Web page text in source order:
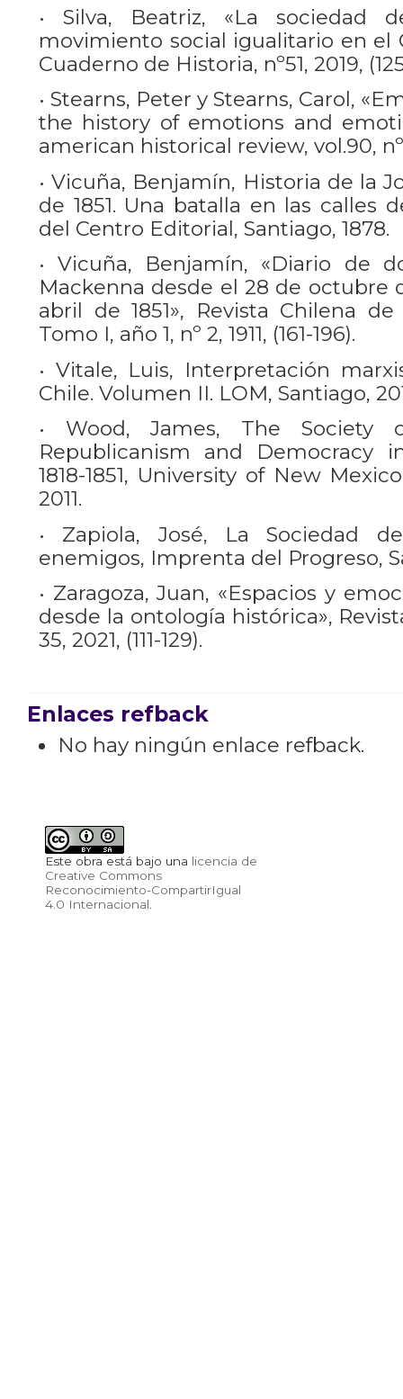
• Silva, Beatriz, «La
movimiento social igualitario en el
Cuaderno de Historia, nº51, 2019,
• Stearns, Peter y Stearns, Carol,
the history of emotions and
american historical review, vol.90, nº
• Vicuña, Benjamín, Historia de la
de 1851. Una batalla en las calles
del Centro Editorial, Santiago, 1878.
• Vicuña, Benjamín, «Diario de
Mackenna desde el 28 de octubre
abril de 1851», Revista Chilena
Tomo I, año 1, nº 2, 1911, (161-196).
• Vitale, Luis, Interpretación
Chile. Volumen II. LOM, Santiago,
• Wood, James, The Society
Republicanism and Democracy
1818-1851, University of New
2011.
• Zapiola, José, La Sociedad
enemigos, Imprenta del Progreso,
• Zaragoza, Juan, «Espacios y
desde la ontología histórica»,
35, 2021, (111-129).
Enlaces refback
No hay ningún enlace refback.
Este obra está bajo una licencia de
Creative Commons
Reconocimiento-CompartirIgual
4.0 Internacional